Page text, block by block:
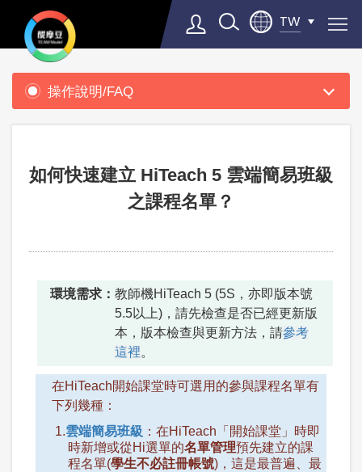
TW
Select Language▼
支
操作說明/FAQ
如何快速建立 HiTeach 5 雲端簡易班級
之課程名單？
環境需求： 教師機HiTeach 5 (5S，亦即版本號
5.5以上)，請先檢查是否已經更新版
本，版本檢查與更新方法，請參考
這裡。
在HiTeach開始課堂時可選用的參與課程名單有
下列幾種：
1.雲端簡易班級 ：在HiTeach「開始課堂」時即
時新增或從Hi選單的名單管理預先建立的課
程名單(學生不必註冊帳號)，這是最普遍、最